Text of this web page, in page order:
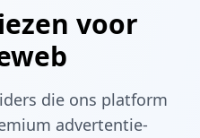
voor
die ons platform
advertentie-